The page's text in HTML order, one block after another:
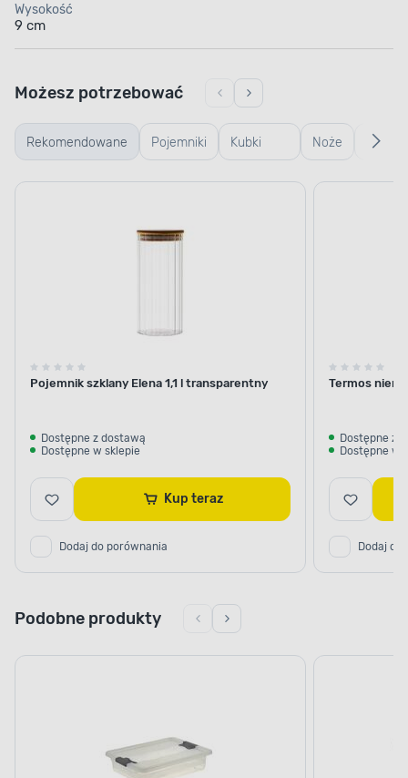
Wysokość
9 cm
Rekomendowane Pojemniki
szklane
Kubki
termiczne
Noże Koszyki
Możesz potrzebować
Pojemnik szklany Elena 1,1 l transparentny
Dostępne z dostawą
Dostępne w sklepie
Kup teraz
Dodaj do porównania
Termos
Dostępne z
Dostępne w
Dodaj do
Podobne produkty